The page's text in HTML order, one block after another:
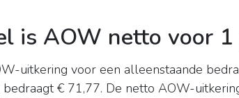
is AOW netto voor 1
uitkering voor een alleenstaande
bedraagt € 71,77. De netto AOW-